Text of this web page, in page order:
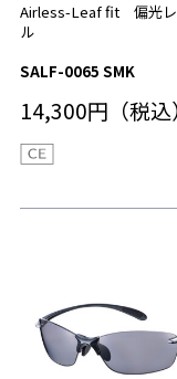
Airless-Leaf fit 偏光レ
ル
SALF-0065 SMK
14,300円（税込）